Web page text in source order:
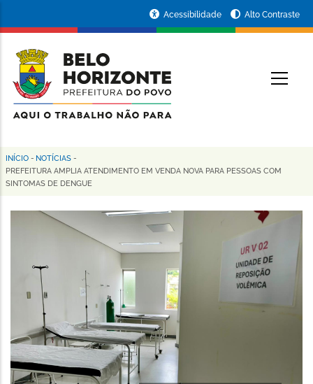
conteúdo
principal
da
Prefeitura
de
Horizonte
Acessibilidade Alto Contraste
Trilha
de
navegação
INÍCIO - NOTÍCIAS -
PREFEITURA AMPLIA ATENDIMENTO EM VENDA NOVA PARA PESSOAS COM
SINTOMAS DE DENGUE